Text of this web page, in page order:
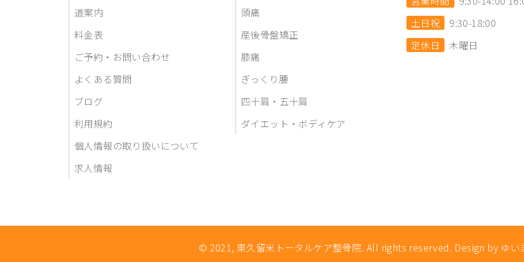
道案内
料金表
ご予約・お問い合わせ
よくある質問
ブログ
利用規約
個人情報の取り扱いについて
求人情報
頭痛
産後骨盤矯正
膝痛
ぎっくり腰
四十肩・五十肩
ダイエット・ボディケア
土日祝
9:30-18:00
定休日
木曜日
© 2021, 東久留米トータルケア整骨院. All rights reserved. Design by ゆい